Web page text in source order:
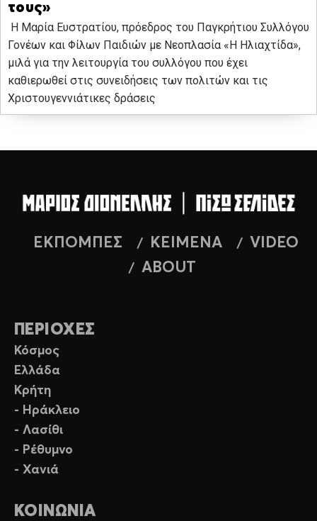
τους»
Η Μαρία Ευστρατίου, πρόεδρος του Παγκρήτιου Συλλόγου
Γονέων και Φίλων Παιδιών με Νεοπλασία «Η Ηλιαχτίδα»,
μιλά για την λειτουργία του συλλόγου που έχει
καθιερωθεί στις συνειδήσεις των πολιτών και τις
Χριστουγεννιάτικες δράσεις
ΕΚΠΟΜΠΕΣ ΚΕΙΜΕΝΑ
VIDEO
ABOUT
ΠΕΡΙΟΧΕΣ
Κόσμος
Ελλάδα
Κρήτη
- Ηράκλειο
- Λασίθι
- Ρέθυμνο
- Χανιά
ΚΟΙΝΩΝΙΑ